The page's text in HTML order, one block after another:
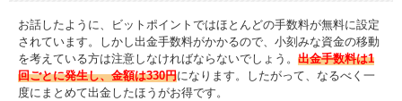
お話したように、ビットポイントではほとんどの手数料が無料に設定
されています。しかし出金手数料がかかるので、小刻みな資金の移動
を考えている方は注意しなければならないでしょう。 出金手数料は1
回ごとに発生し、金額は330円になります。したがって、なるべく一
度にまとめて出金したほうがお得です。